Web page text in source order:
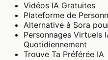
Vidéos IA Gratuites
Plateforme de
Alternative à Sora
Personnages Virtuels
Quotidiennement
Trouve Ta Préférée IA